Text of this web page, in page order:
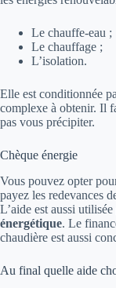
Le chauffe-eau ;
Le chauffage ;
L’isolation.
Elle est conditionnée
complexe à obtenir. Il
pas vous précipiter.
Chèque énergie
Vous pouvez opter
payez les redevances
L’aide est aussi
énergétique. Le
chaudière est aussi
Au final quelle aide